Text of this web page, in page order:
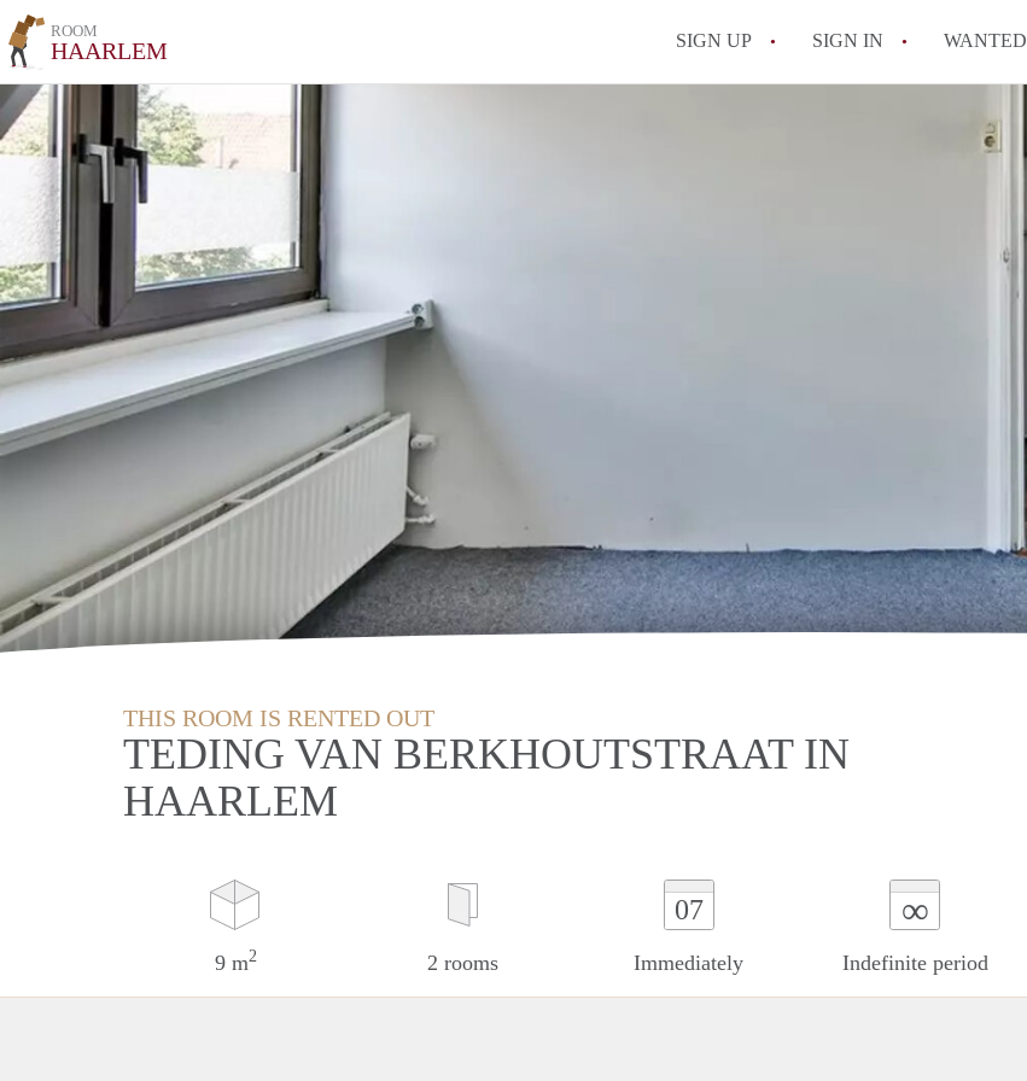
ROOM
HAARLEM SIGN UP SIGN IN WANTED
THIS ROOM IS RENTED OUT
TEDING VAN BERKHOUTSTRAAT IN
HAARLEM
9 m2 2 rooms
07
Immediately
∞
Indefinite period